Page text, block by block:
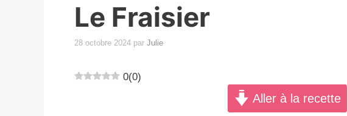
Le Fraisier
28 octobre 2024 par Julie
0(0)
Aller à la recette